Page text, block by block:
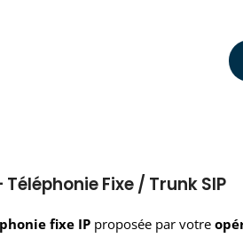
Téléphonie Fixe / Trunk SIP
fixe IP proposée par votre